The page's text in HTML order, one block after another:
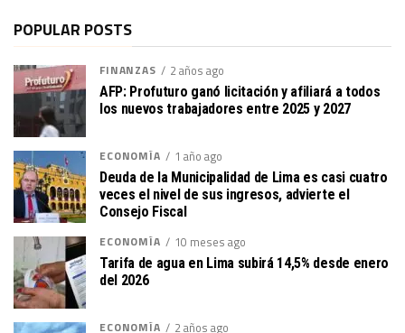
POPULAR POSTS
FINANZAS 2 años ago
AFP: Profuturo ganó licitación y afiliará a todos
los nuevos trabajadores entre 2025 y 2027
ECONOMÍA 1 año ago
Deuda de la Municipalidad de Lima es casi cuatro
veces el nivel de sus ingresos, advierte el
Consejo Fiscal
ECONOMÍA
10 meses ago
Tarifa de agua en Lima subirá 14,5% desde enero
del 2026
ECONOMÍA 2 años ago